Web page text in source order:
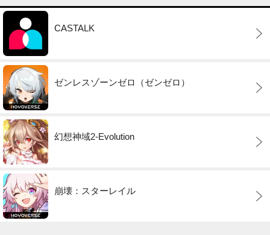
CASTALK
ゼンレスゾーンゼロ（ゼンゼロ）
幻想神域2-Evolution
崩壊：スターレイル